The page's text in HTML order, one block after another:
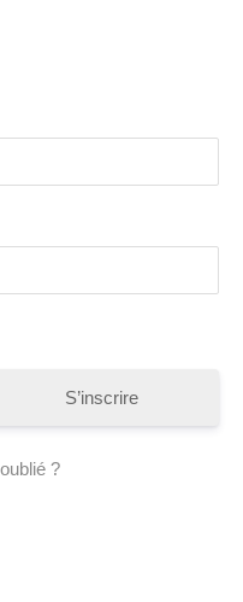
S’inscrire
?